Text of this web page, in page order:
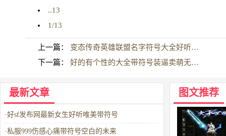
..13
1/13
上一篇： 变态传奇英雄联盟名字符号大全好听…
下一篇： 好的有个性的大全带符号装逼卖萌无…
最新文章
·好sf发布网最新女生好听唯美带符号
·私服999伤感心痛带符号空白的未来
图文推荐